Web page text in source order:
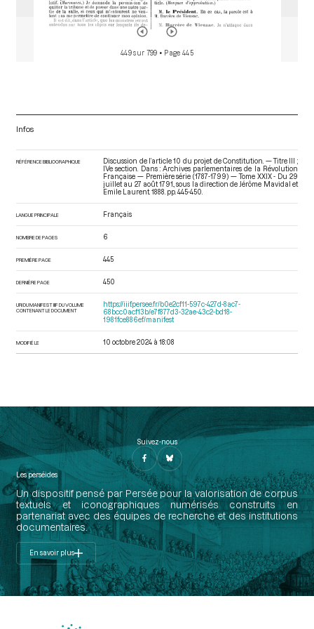
449 sur 799 • Page 445
Infos
RÉFÉRENCE BIBLIOGRAPHIQUE
Discussion de l’article 10 du projet de Constitution. — Titre III ;
IVe section. Dans : Archives parlementaires de la Révolution
Française — Première série (1787-1799) — Tome XXIX - Du 29
juillet au 27 août 1791. , sous la direction de Jérôme Mavidal et
Emile Laurent. 1888. pp. 445-450.
LANGUE PRINCIPALE Français
NOMBRE DE PAGES 6
PREMIÈRE PAGE 445
DERNIÈRE PAGE 450
URI DU MANIFEST IIIF DU VOLUME
CONTENANT LE DOCUMENT
https://iiif.persee.fr/b0e2cf11-597c-427d-8ac7-
68bcc0acf13b/e7f877d3-32ae-43c2-bd18-
1981fce886ef/manifest
MODIFIÉ LE 10 octobre 2024 à 18:08
Suivez-nous
Les perséides
Un dispositif pensé par Persée pour la valorisation de corpus
textuels et iconographiques numérisés construits en
partenariat avec des équipes de recherche et des institutions
documentaires.
En savoir plus